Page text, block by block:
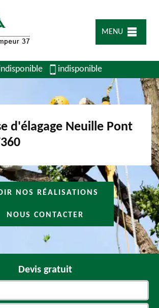
MENU
indisponible
d'élagage Neuille Pont
NOS RÉALISATIONS
NOUS CONTACTER
Devis gratuit